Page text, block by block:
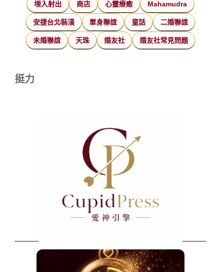
埋入射出 商店 心靈療癒 Mahamudra
安捷台北裝潢 單身聯誼 童話 二婚聯誼
未婚聯誼 天珠 婚友社 婚友社常見問題
挺力